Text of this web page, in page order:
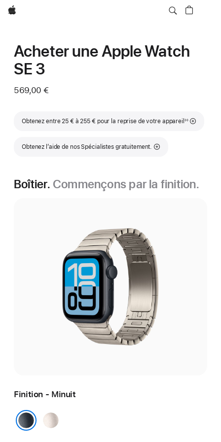
Apple
Acheter une Apple Watch
SE 3
569,00 €
Obtenez entre 25 € à 255 € pour la reprise de votre appareil
Note de bas de page
◊◊
Obtenez l’aide de nos Spécialistes gratuitement.
Boîtier. Commençons par la finition.
Finition - Minuit
Lumière stellaire